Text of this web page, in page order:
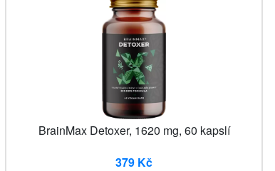
BrainMax Detoxer, 1620 mg, 60 kapslí
379 Kč